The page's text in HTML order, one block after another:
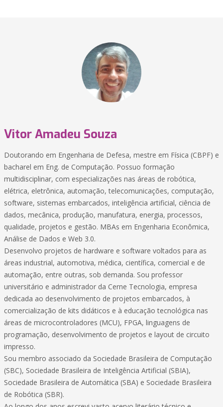
Vitor Amadeu Souza
Doutorando em Engenharia de Defesa, mestre em Física (CBPF) e
bacharel em Eng. de Computação. Possuo formação
multidisciplinar, com especializações nas áreas de robótica,
elétrica, eletrônica, automação, telecomunicações, computação,
software, sistemas embarcados, inteligência artificial, ciência de
dados, mecânica, produção, manufatura, energia, processos,
qualidade, projetos e gestão. MBAs em Engenharia Econômica,
Análise de Dados e Web 3.0.
Desenvolvo projetos de hardware e software voltados para as
áreas industrial, automotiva, médica, científica, comercial e de
automação, entre outras, sob demanda. Sou professor
universitário e administrador da Cerne Tecnologia, empresa
dedicada ao desenvolvimento de projetos embarcados, à
comercialização de kits didáticos e à educação tecnológica nas
áreas de microcontroladores (MCU), FPGA, linguagens de
programação, desenvolvimento de projetos e layout de circuito
impresso.
Sou membro associado da Sociedade Brasileira de Computação
(SBC), Sociedade Brasileira de Inteligência Artificial (SBIA),
Sociedade Brasileira de Automática (SBA) e Sociedade Brasileira
de Robótica (SBR).